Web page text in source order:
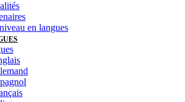
en langues